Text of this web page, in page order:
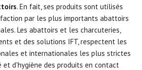
. En fait, ses produits sont utilisés
par les plus importants abattoirs
Les abattoirs et les charcuteries,
et des solutions IFT, respectent les
et internationales les plus strictes
et d'hygiène des produits en contact